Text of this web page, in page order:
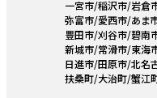
一宮市 稲沢市 岩倉
弥富市 愛西市 あま
豊田市 刈谷市 碧南
新城市 常滑市 東海
日進市 田原市 北名
扶桑町 大治町 蟹江